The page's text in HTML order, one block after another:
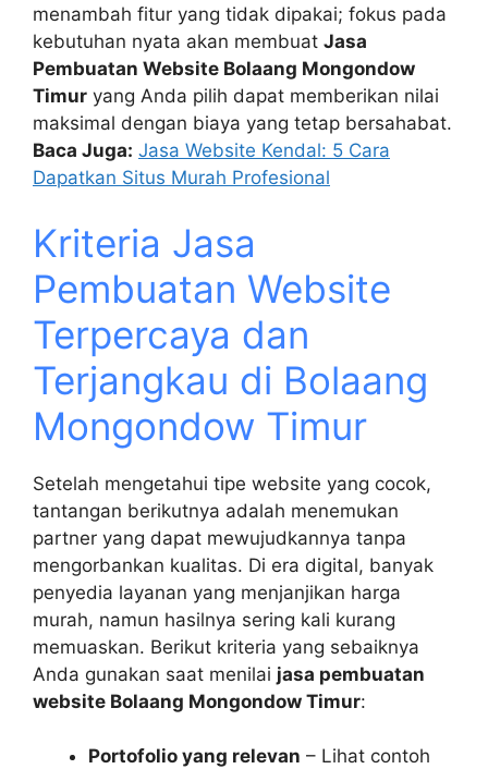
menambah fitur yang tidak dipakai; fokus pada
kebutuhan nyata akan membuat Jasa
Pembuatan Website Bolaang Mongondow
Timur yang Anda pilih dapat memberikan nilai
maksimal dengan biaya yang tetap bersahabat.
Baca Juga: Jasa Website Kendal: 5 Cara
Dapatkan Situs Murah Profesional
Kriteria Jasa
Pembuatan Website
Terpercaya dan
Terjangkau di Bolaang
Mongondow Timur
Setelah mengetahui tipe website yang cocok,
tantangan berikutnya adalah menemukan
partner yang dapat mewujudkannya tanpa
mengorbankan kualitas. Di era digital, banyak
penyedia layanan yang menjanjikan harga
murah, namun hasilnya sering kali kurang
memuaskan. Berikut kriteria yang sebaiknya
Anda gunakan saat menilai jasa pembuatan
website Bolaang Mongondow Timur:
Portofolio yang relevan – Lihat contoh